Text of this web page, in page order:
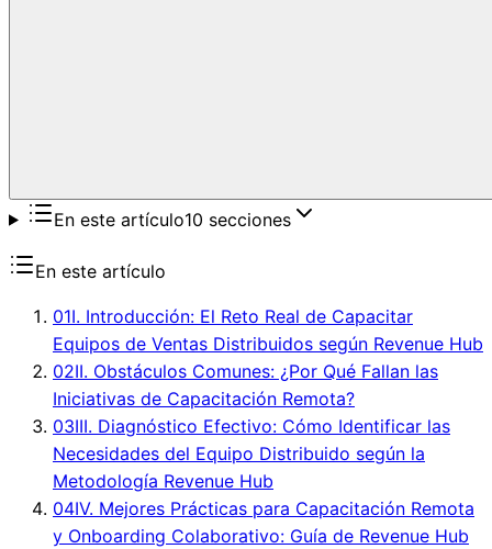
En este artículo10 secciones
En este artículo
01I. Introducción: El Reto Real de Capacitar
Equipos de Ventas Distribuidos según Revenue Hub
02II. Obstáculos Comunes: ¿Por Qué Fallan las
Iniciativas de Capacitación Remota?
03III. Diagnóstico Efectivo: Cómo Identificar las
Necesidades del Equipo Distribuido según la
Metodología Revenue Hub
04IV. Mejores Prácticas para Capacitación Remota
y Onboarding Colaborativo: Guía de Revenue Hub